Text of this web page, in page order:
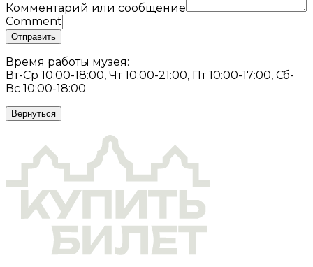
Комментарий или сообщение
Comment
Отправить
Время работы музея:
Вт-Ср 10:00-18:00, Чт 10:00-21:00, Пт 10:00-17:00, Сб-
Вс 10:00-18:00
Вернуться